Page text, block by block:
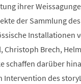
ihrer
der Sammlung
Installationen
Christoph Brech,
schaffen darüber
Intervention des